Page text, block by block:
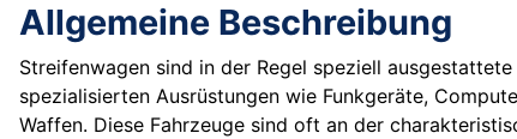
Allgemeine Beschreibung
Streifenwagen sind in der Regel speziell
spezialisierten Ausrüstungen wie Funkgeräte,
Waffen. Diese Fahrzeuge sind oft an der